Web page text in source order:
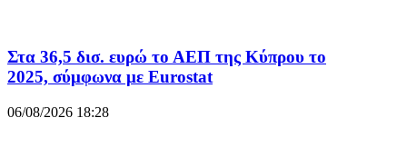
Στα 36,5 δισ. ευρώ το ΑΕΠ της Κύπρου το
2025, σύμφωνα με Eurostat
06/08/2026 18:28